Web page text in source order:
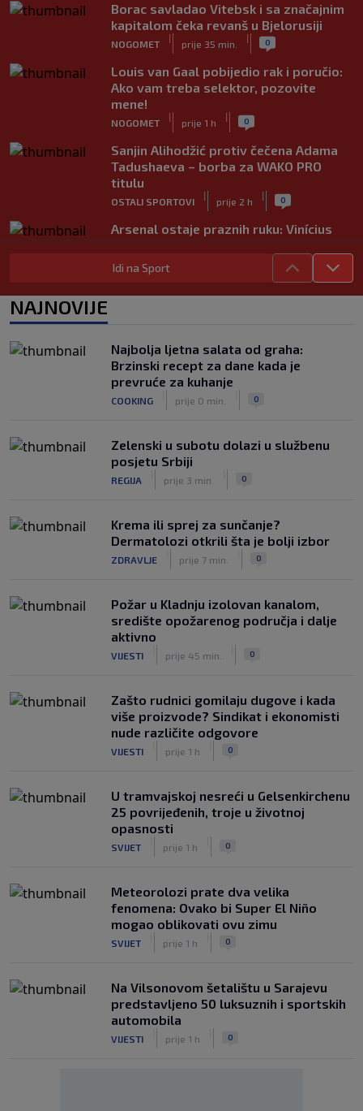
Borac savladao Vitebsk i sa značajnim
kapitalom čeka revanš u Bjelorusiji
NOGOMET
|
prije 35 min.
| 0
Louis van Gaal pobijedio rak i poručio:
Ako vam treba selektor, pozovite
mene!
NOGOMET
|
prije 1 h
| 0
Sanjin Alihodžić protiv čečena Adama
Tadushaeva – borba za WAKO PRO
titulu
OSTALI SPORTOVI
|
prije 2 h
| 0
Arsenal ostaje praznih ruku: Vinícius
Júnior i Real Madrid postigli dogovor
NOGOMET
NOGOMET
| | 0
Izvinjenje s elementima prijetnje i
„gomila slabića“ u UEFA-i
Idi na Sport
NAJNOVIJE
Najbolja ljetna salata od graha:
Brzinski recept za dane kada je
prevruće za kuhanje
COOKING prije 0 min. 0
Zelenski u subotu dolazi u službenu
posjetu Srbiji
REGIJA prije 3 min. 0
Krema ili sprej za sunčanje?
Dermatolozi otkrili šta je bolji izbor
ZDRAVLJE prije 7 min. 0
Požar u Kladnju izolovan kanalom,
središte opožarenog područja i dalje
aktivno
VIJESTI prije 45 min. 0
Zašto rudnici gomilaju dugove i kada
više proizvode? Sindikat i ekonomisti
nude različite odgovore
VIJESTI prije 1 h 0
U tramvajskoj nesreći u Gelsenkirchenu
25 povrijeđenih, troje u životnoj
opasnosti
SVIJET prije 1 h 0
Meteorolozi prate dva velika
fenomena: Ovako bi Super El Niño
mogao oblikovati ovu zimu
SVIJET prije 1 h 0
Na Vilsonovom šetalištu u Sarajevu
predstavljeno 50 luksuznih i sportskih
automobila
VIJESTI prije 1 h 0